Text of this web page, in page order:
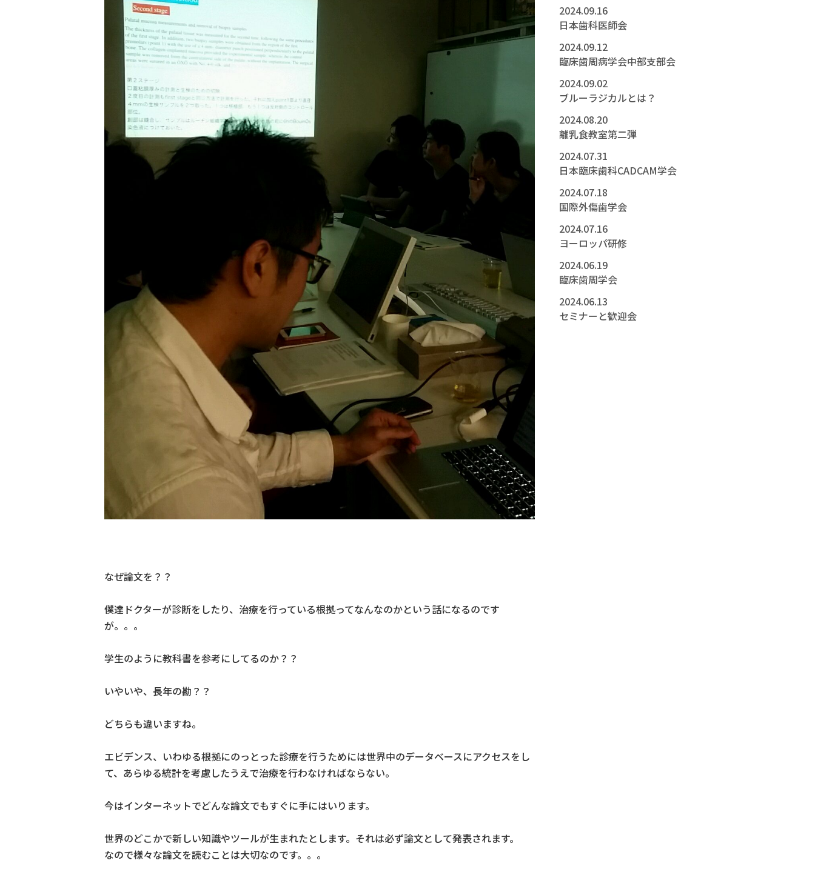
なぜ論文を？？
僕達ドクターが診断をしたり、治療を行っている根拠ってなんなのかという話になるのです
が。。。
学生のように教科書を参考にしてるのか？？
いやいや、長年の勘？？
どちらも違いますね。
エビデンス、いわゆる根拠にのっとった診療を行うためには世界中のデータベースにアクセスをし
て、あらゆる統計を考慮したうえで治療を行わなければならない。
今はインターネットでどんな論文でもすぐに手にはいります。
世界のどこかで新しい知識やツールが生まれたとします。それは必ず論文として発表されます。
なので様々な論文を読むことは大切なのです。。。
2024.09.16
日本歯科医師会
2024.09.12
臨床歯周病学会中部支部会
2024.09.02
ブルーラジカルとは？
2024.08.20
離乳食教室第二弾
2024.07.31
日本臨床歯科CADCAM学会
2024.07.18
国際外傷歯学会
2024.07.16
ヨーロッパ研修
2024.06.19
臨床歯周学会
2024.06.13
セミナーと歓迎会